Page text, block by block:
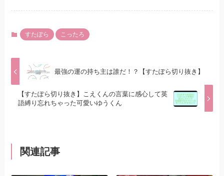
すたぽら こったろ
最強の運の持ち主は誰だ！？【すたぽら切り抜き】
【すたぽら切り抜き】こえくんの言葉に感心して英
語縛り忘れちゃった可愛いゆうくん
関連記事